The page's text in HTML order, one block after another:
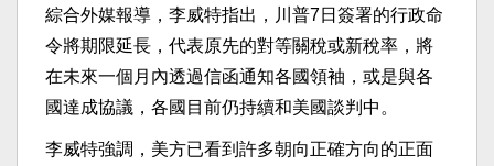
綜合外媒報導，李威特指出，川普7日簽署的行政命
令將期限延長，代表原先的對等關稅或新稅率，將
在未來一個月內透過信函通知各國領袖，或是與各
國達成協議，各國目前仍持續和美國談判中。
李威特強調，美方已看到許多朝向正確方向的正面